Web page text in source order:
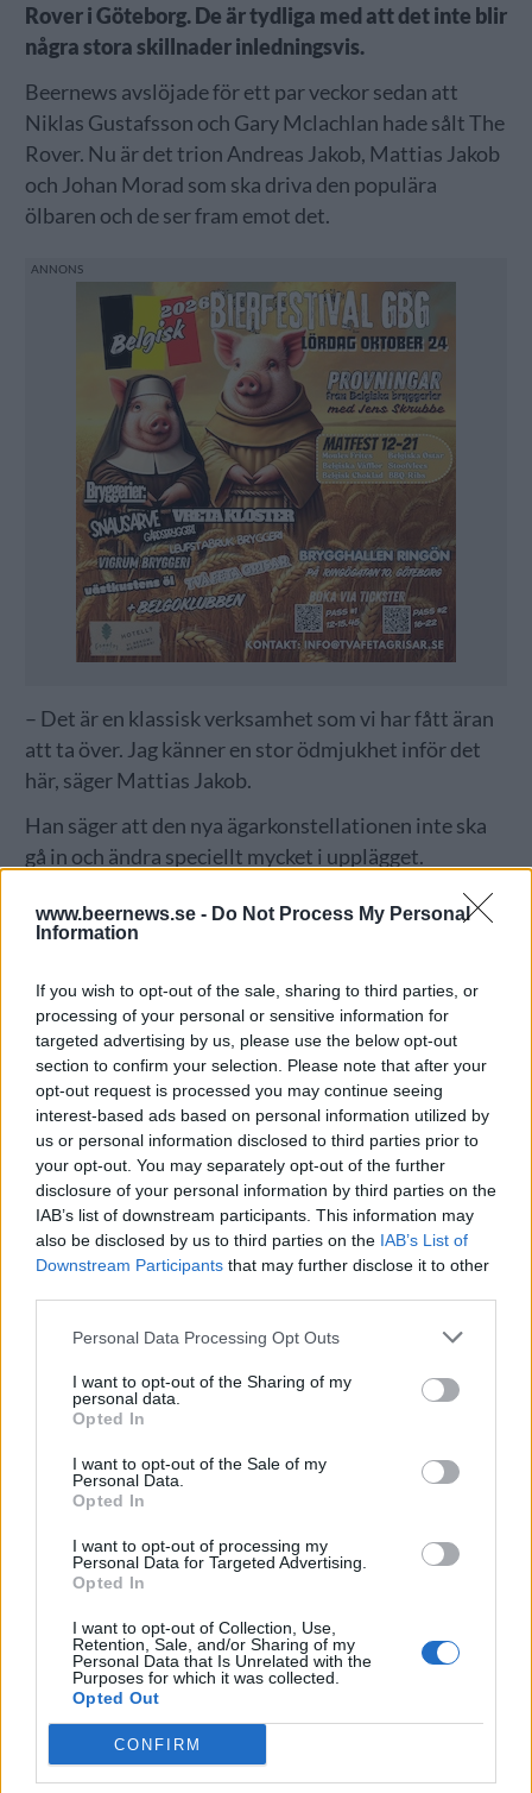
www.beernews.se - Do Not Process My Personal
Information
If you wish to opt-out of the sale, sharing to third parties, or
processing of your personal or sensitive information for
targeted advertising by us, please use the below opt-out
section to confirm your selection. Please note that after your
opt-out request is processed you may continue seeing
interest-based ads based on personal information utilized by
us or personal information disclosed to third parties prior to
your opt-out. You may separately opt-out of the further
disclosure of your personal information by third parties on the
IAB’s list of downstream participants. This information may
also be disclosed by us to third parties on the IAB’s List of
Downstream Participants that may further disclose it to other
Personal Data Processing Opt Outs
I want to opt-out of the Sharing of my
personal data.
Opted In
I want to opt-out of the Sale of my
Personal Data.
Opted In
I want to opt-out of processing my
Personal Data for Targeted Advertising.
Opted In
I want to opt-out of Collection, Use,
Retention, Sale, and/or Sharing of my
Personal Data that Is Unrelated with the
Purposes for which it was collected.
Opted Out
CONFIRM
Rover i Göteborg. De är tydliga med att det inte blir
några stora skillnader inledningsvis.
Beernews avslöjade för ett par veckor sedan att
Niklas Gustafsson och Gary Mclachlan hade sålt The
Rover. Nu är det trion Andreas Jakob, Mattias Jakob
och Johan Morad som ska driva den populära
ölbaren och de ser fram emot det.
– Det är en klassisk verksamhet som vi har fått äran
att ta över. Jag känner en stor ödmjukhet inför det
här, säger Mattias Jakob.
Han säger att den nya ägarkonstellationen inte ska
gå in och ändra speciellt mycket i upplägget.
– Förhoppningsvis kan vi hitta förbättringar att göra
men då pratar vi först med den personal som stannat
Mattias Jakob.
Johan Morad blir den som har det dagliga ansvaret
för baren och då även för ölinköpen. Bröderna Jakob
driver redan Ölstugan Tullen bara några meter från
The Rover, och ingen vill att The Rover blir ett nytt
Tullen.
– Det finns 32 kranar och vi ska se till att det finns ett
öl för varje besökare. Personalen är riktiga klippor
och har koll på läget. Jag börjar så sakteliga att
komma in i det och jag hoppas att vi ska kunna få tag
på öl som inte andra har, säger Morad.